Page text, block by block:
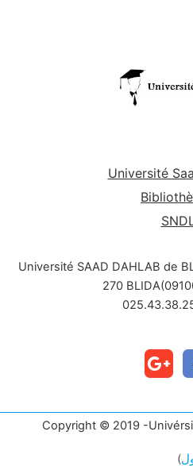
Université
Université SAAD DAHLAB de
270
Copyright © 2019 -
)